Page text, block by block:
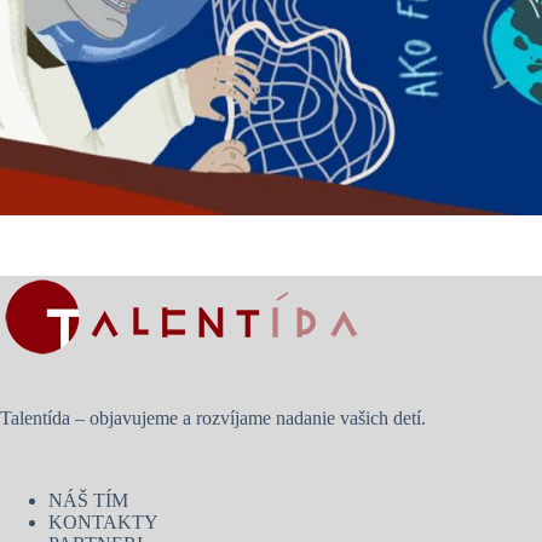
Talentída – objavujeme a rozvíjame nadanie vašich detí.
NÁŠ TÍM
KONTAKTY